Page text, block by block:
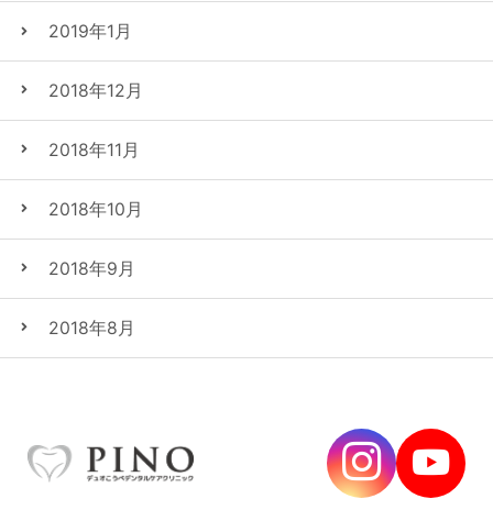
2019年1月
2018年12月
2018年11月
2018年10月
2018年9月
2018年8月